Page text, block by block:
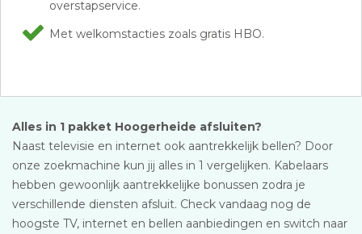
overstapservice.
Met welkomstacties zoals gratis HBO.
Alles in 1 pakket Hoogerheide afsluiten?
Naast televisie en internet ook aantrekkelijk bellen? Door
onze zoekmachine kun jij alles in 1 vergelijken. Kabelaars
hebben gewoonlijk aantrekkelijke bonussen zodra je
verschillende diensten afsluit. Check vandaag nog de
hoogste TV, internet en bellen aanbiedingen en switch naar